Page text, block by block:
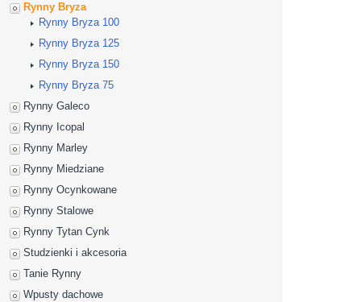
Rynny Bryza
Rynny Bryza 100
Rynny Bryza 125
Rynny Bryza 150
Rynny Bryza 75
Rynny Galeco
Rynny Icopal
Rynny Marley
Rynny Miedziane
Rynny Ocynkowane
Rynny Stalowe
Rynny Tytan Cynk
Studzienki i akcesoria
Tanie Rynny
Wpusty dachowe